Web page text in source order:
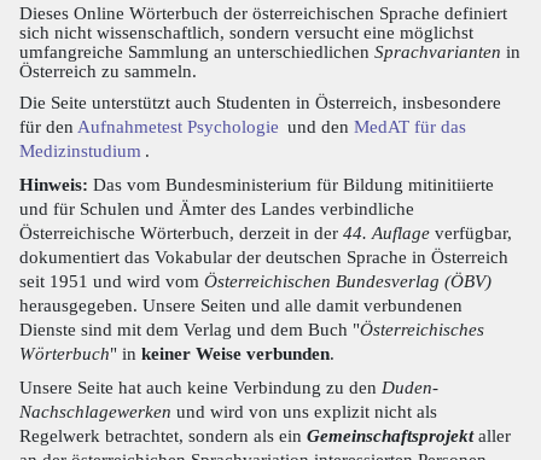
Dieses Online Wörterbuch der österreichischen Sprache definiert
sich nicht wissenschaftlich, sondern versucht eine möglichst
umfangreiche Sammlung an unterschiedlichen Sprachvarianten in
Österreich zu sammeln.
Die Seite unterstützt auch Studenten in Österreich, insbesondere
für den Aufnahmetest Psychologie und den MedAT für das
Medizinstudium .
Hinweis: Das vom Bundesministerium für Bildung mitinitiierte
und für Schulen und Ämter des Landes verbindliche
Österreichische Wörterbuch, derzeit in der 44. Auflage verfügbar,
dokumentiert das Vokabular der deutschen Sprache in Österreich
seit 1951 und wird vom Österreichischen Bundesverlag (ÖBV)
herausgegeben. Unsere Seiten und alle damit verbundenen
Dienste sind mit dem Verlag und dem Buch "Österreichisches
Wörterbuch" in keiner Weise verbunden.
Unsere Seite hat auch keine Verbindung zu den Duden-
Nachschlagewerken und wird von uns explizit nicht als
Regelwerk betrachtet, sondern als ein Gemeinschaftsprojektaller